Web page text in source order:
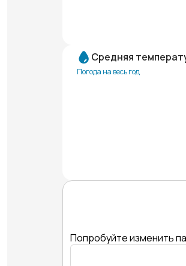
Средняя
Погода на весь год
Попробуйте изменить